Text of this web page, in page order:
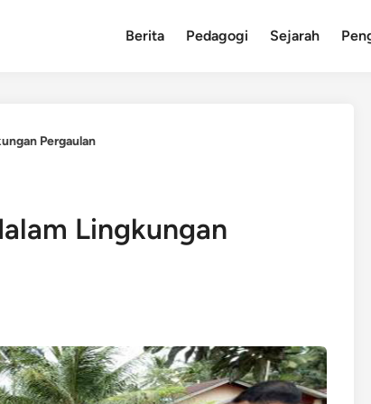
Berita Pedagogi Sejarah
Pergaulan
Lingkungan